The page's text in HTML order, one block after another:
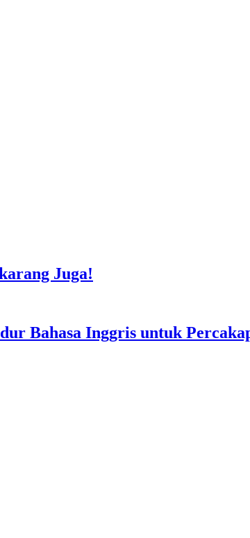
Juga!
Bahasa Inggris untuk